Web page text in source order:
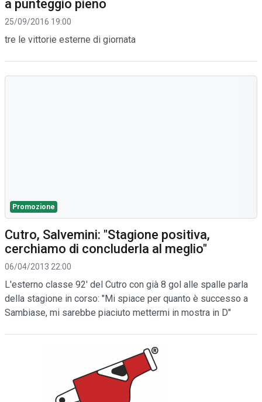
a punteggio pieno
25/09/2016 19:00
tre le vittorie esterne di giornata
Promozione
Cutro, Salvemini: "Stagione positiva,
cerchiamo di concluderla al meglio"
06/04/2013 22:00
L'esterno classe 92' del Cutro con già 8 gol alle spalle parla
della stagione in corso: "Mi spiace per quanto è successo a
Sambiase, mi sarebbe piaciuto mettermi in mostra in D"